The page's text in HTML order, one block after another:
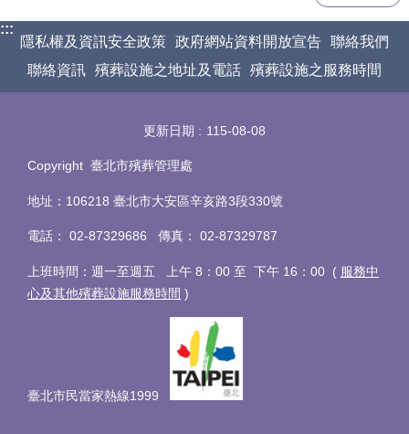
:::
隱私權及資訊安全政策 政府網站資料開放宣告 聯絡我們
聯絡資訊 殯葬設施之地址及電話 殯葬設施之服務時間
更新日期 115-08-08
Copyright 臺北市殯葬管理處
地址：106218 臺北市大安區辛亥路3段330號
電話 ： 02-87329686 傳真 ： 02-87329787
上班時間：週一至週五 上午 8：00 至 下午 16：00 ( 服務中
心及其他殯葬設施服務時間 )
臺北市民當家熱線1999